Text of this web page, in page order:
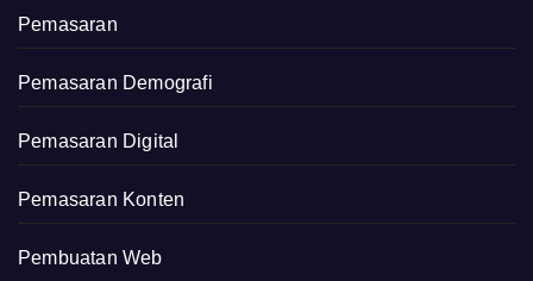
Pemasaran
Pemasaran Demografi
Pemasaran Digital
Pemasaran Konten
Pembuatan Web